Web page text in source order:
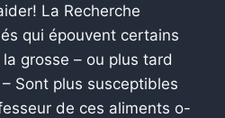
La Recherche
qui épouvent certains
grosse – ou plus tard
Sont plus susceptibles
de ces aliments o-